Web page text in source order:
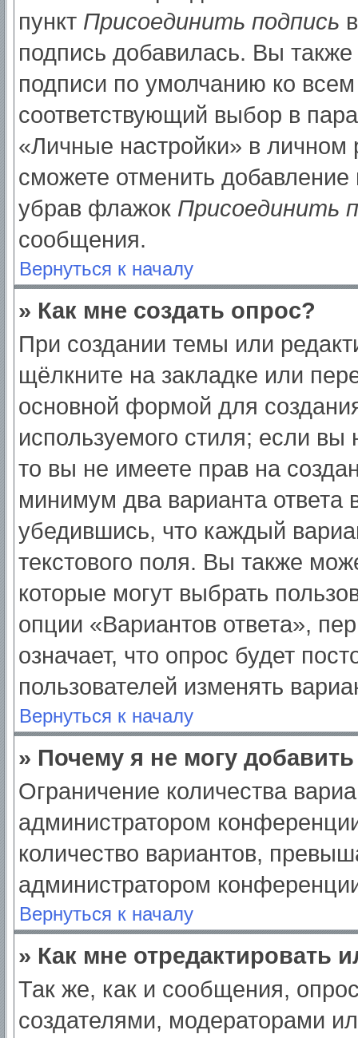
пункт Присоединить подпись
подпись добавилась. Вы
подписи по умолчанию ко
соответствующий выбор в
«Личные настройки» в
сможете отменить
убрав флажок Присоединить
сообщения.
Вернуться к началу
» Как мне создать опрос?
При создании темы или
щёлкните на закладке или
основной формой для
используемого стиля; если
то вы не имеете прав на
минимум два варианта ответа
убедившись, что каждый
текстового поля. Вы также
которые могут выбрать
опции «Вариантов ответа»,
означает, что опрос будет
пользователей изменять
Вернуться к началу
» Почему я не могу
Ограничение количества
администратором
количество вариантов,
администратором
Вернуться к началу
» Как мне отредактировать
Так же, как и сообщения,
создателями, модераторами